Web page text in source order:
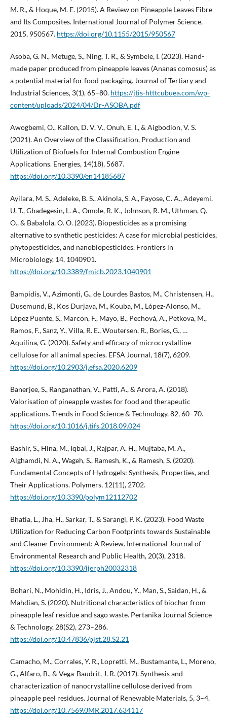
M. R., & Hoque, M. E. (2015). A Review on Pineapple Leaves Fibre
and Its Composites. International Journal of Polymer Science,
2015, 950567. https://doi.org/10.1155/2015/950567
Asoba, G. N., Metuge, S., Ning, T. R., & Symbele, I. (2023). Hand-
made paper produced from pineapple leaves (Ananas comosus) as
a potential material for food packaging. Journal of Tertiary and
Industrial Sciences, 3(1), 65–80. https://jtis-htttcubuea.com/wp-
content/uploads/2024/04/Dr-ASOBA.pdf
Awogbemi, O., Kallon, D. V. V., Onuh, E. I., & Aigbodion, V. S.
(2021). An Overview of the Classification, Production and
Utilization of Biofuels for Internal Combustion Engine
Applications. Energies, 14(18), 5687.
https://doi.org/10.3390/en14185687
Ayilara, M. S., Adeleke, B. S., Akinola, S. A., Fayose, C. A., Adeyemi,
U. T., Gbadegesin, L. A., Omole, R. K., Johnson, R. M., Uthman, Q.
O., & Babalola, O. O. (2023). Biopesticides as a promising
alternative to synthetic pesticides: A case for microbial pesticides,
phytopesticides, and nanobiopesticides. Frontiers in
Microbiology, 14, 1040901.
https://doi.org/10.3389/fmicb.2023.1040901
Bampidis, V., Azimonti, G., de Lourdes Bastos, M., Christensen, H.,
Dusemund, B., Kos Durjava, M., Kouba, M., López-Alonso, M.,
López Puente, S., Marcon, F., Mayo, B., Pechová, A., Petkova, M.,
Ramos, F., Sanz, Y., Villa, R. E., Woutersen, R., Bories, G., …
Aquilina, G. (2020). Safety and efficacy of microcrystalline
cellulose for all animal species. EFSA Journal, 18(7), 6209.
https://doi.org/10.2903/j.efsa.2020.6209
Banerjee, S., Ranganathan, V., Patti, A., & Arora, A. (2018).
Valorisation of pineapple wastes for food and therapeutic
applications. Trends in Food Science & Technology, 82, 60–70.
https://doi.org/10.1016/j.tifs.2018.09.024
Bashir, S., Hina, M., Iqbal, J., Rajpar, A. H., Mujtaba, M. A.,
Alghamdi, N. A., Wageh, S., Ramesh, K., & Ramesh, S. (2020).
Fundamental Concepts of Hydrogels: Synthesis, Properties, and
Their Applications. Polymers, 12(11), 2702.
https://doi.org/10.3390/polym12112702
Bhatia, L., Jha, H., Sarkar, T., & Sarangi, P. K. (2023). Food Waste
Utilization for Reducing Carbon Footprints towards Sustainable
and Cleaner Environment: A Review. International Journal of
Environmental Research and Public Health, 20(3), 2318.
https://doi.org/10.3390/ijerph20032318
Bohari, N., Mohidin, H., Idris, J., Andou, Y., Man, S., Saidan, H., &
Mahdian, S. (2020). Nutritional characteristics of biochar from
pineapple leaf residue and sago waste. Pertanika Journal Science
& Technology, 28(S2), 273–286.
https://doi.org/10.47836/pjst.28.S2.21
Camacho, M., Corrales, Y. R., Lopretti, M., Bustamante, L., Moreno,
G., Alfaro, B., & Vega-Baudrit, J. R. (2017). Synthesis and
characterization of nanocrystalline cellulose derived from
pineapple peel residues. Journal of Renewable Materials, 5, 3–4.
https://doi.org/10.7569/JMR.2017.634117